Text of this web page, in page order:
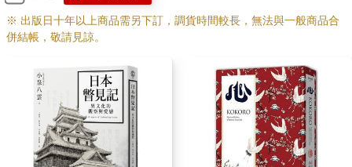
※ 出版日十年以上商品需另下訂，調貨時間較長，無法與一般商品合
併結帳，敬請見諒。